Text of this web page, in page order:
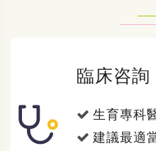
臨床咨詢
生育專科
建議最適